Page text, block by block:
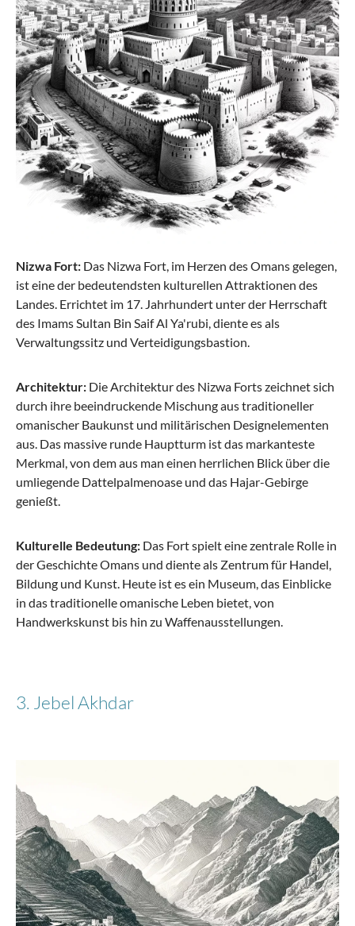
Stratic
Bendigo Light + - Koffer L - Navy
ab 107,17 €
Stratic
PHOENIX SL - Trolley S (55 cm) erweiterbar -
black
149,95 €
Nizwa Fort: Das Nizwa Fort, im Herzen des Omans gelegen,
ist eine der bedeutendsten kulturellen Attraktionen des
Landes. Errichtet im 17. Jahrhundert unter der Herrschaft
des Imams Sultan Bin Saif Al Ya'rubi, diente es als
Verwaltungssitz und Verteidigungsbastion.
Architektur: Die Architektur des Nizwa Forts zeichnet sich
durch ihre beeindruckende Mischung aus traditioneller
omanischer Baukunst und militärischen Designelementen
aus. Das massive runde Hauptturm ist das markanteste
Merkmal, von dem aus man einen herrlichen Blick über die
umliegende Dattelpalmenoase und das Hajar-Gebirge
genießt.
Kulturelle Bedeutung: Das Fort spielt eine zentrale Rolle in
der Geschichte Omans und diente als Zentrum für Handel,
Bildung und Kunst. Heute ist es ein Museum, das Einblicke
in das traditionelle omanische Leben bietet, von
Handwerkskunst bis hin zu Waffenausstellungen.
3. Jebel Akhdar